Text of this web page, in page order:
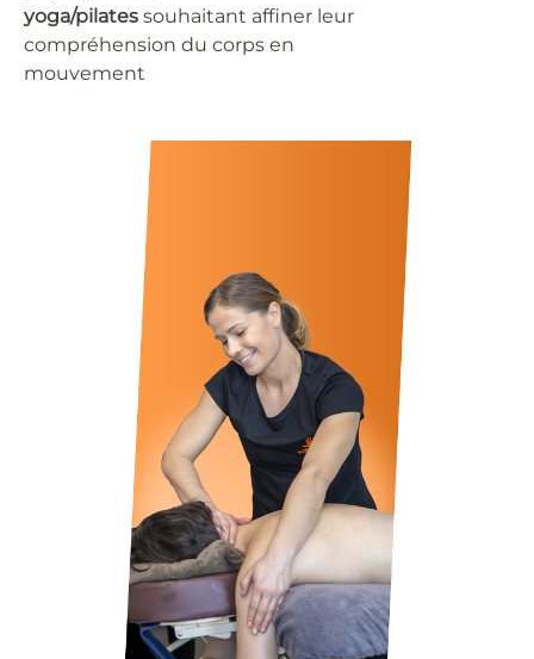
yoga/pilates souhaitant affiner leur
compréhension du corps en
mouvement